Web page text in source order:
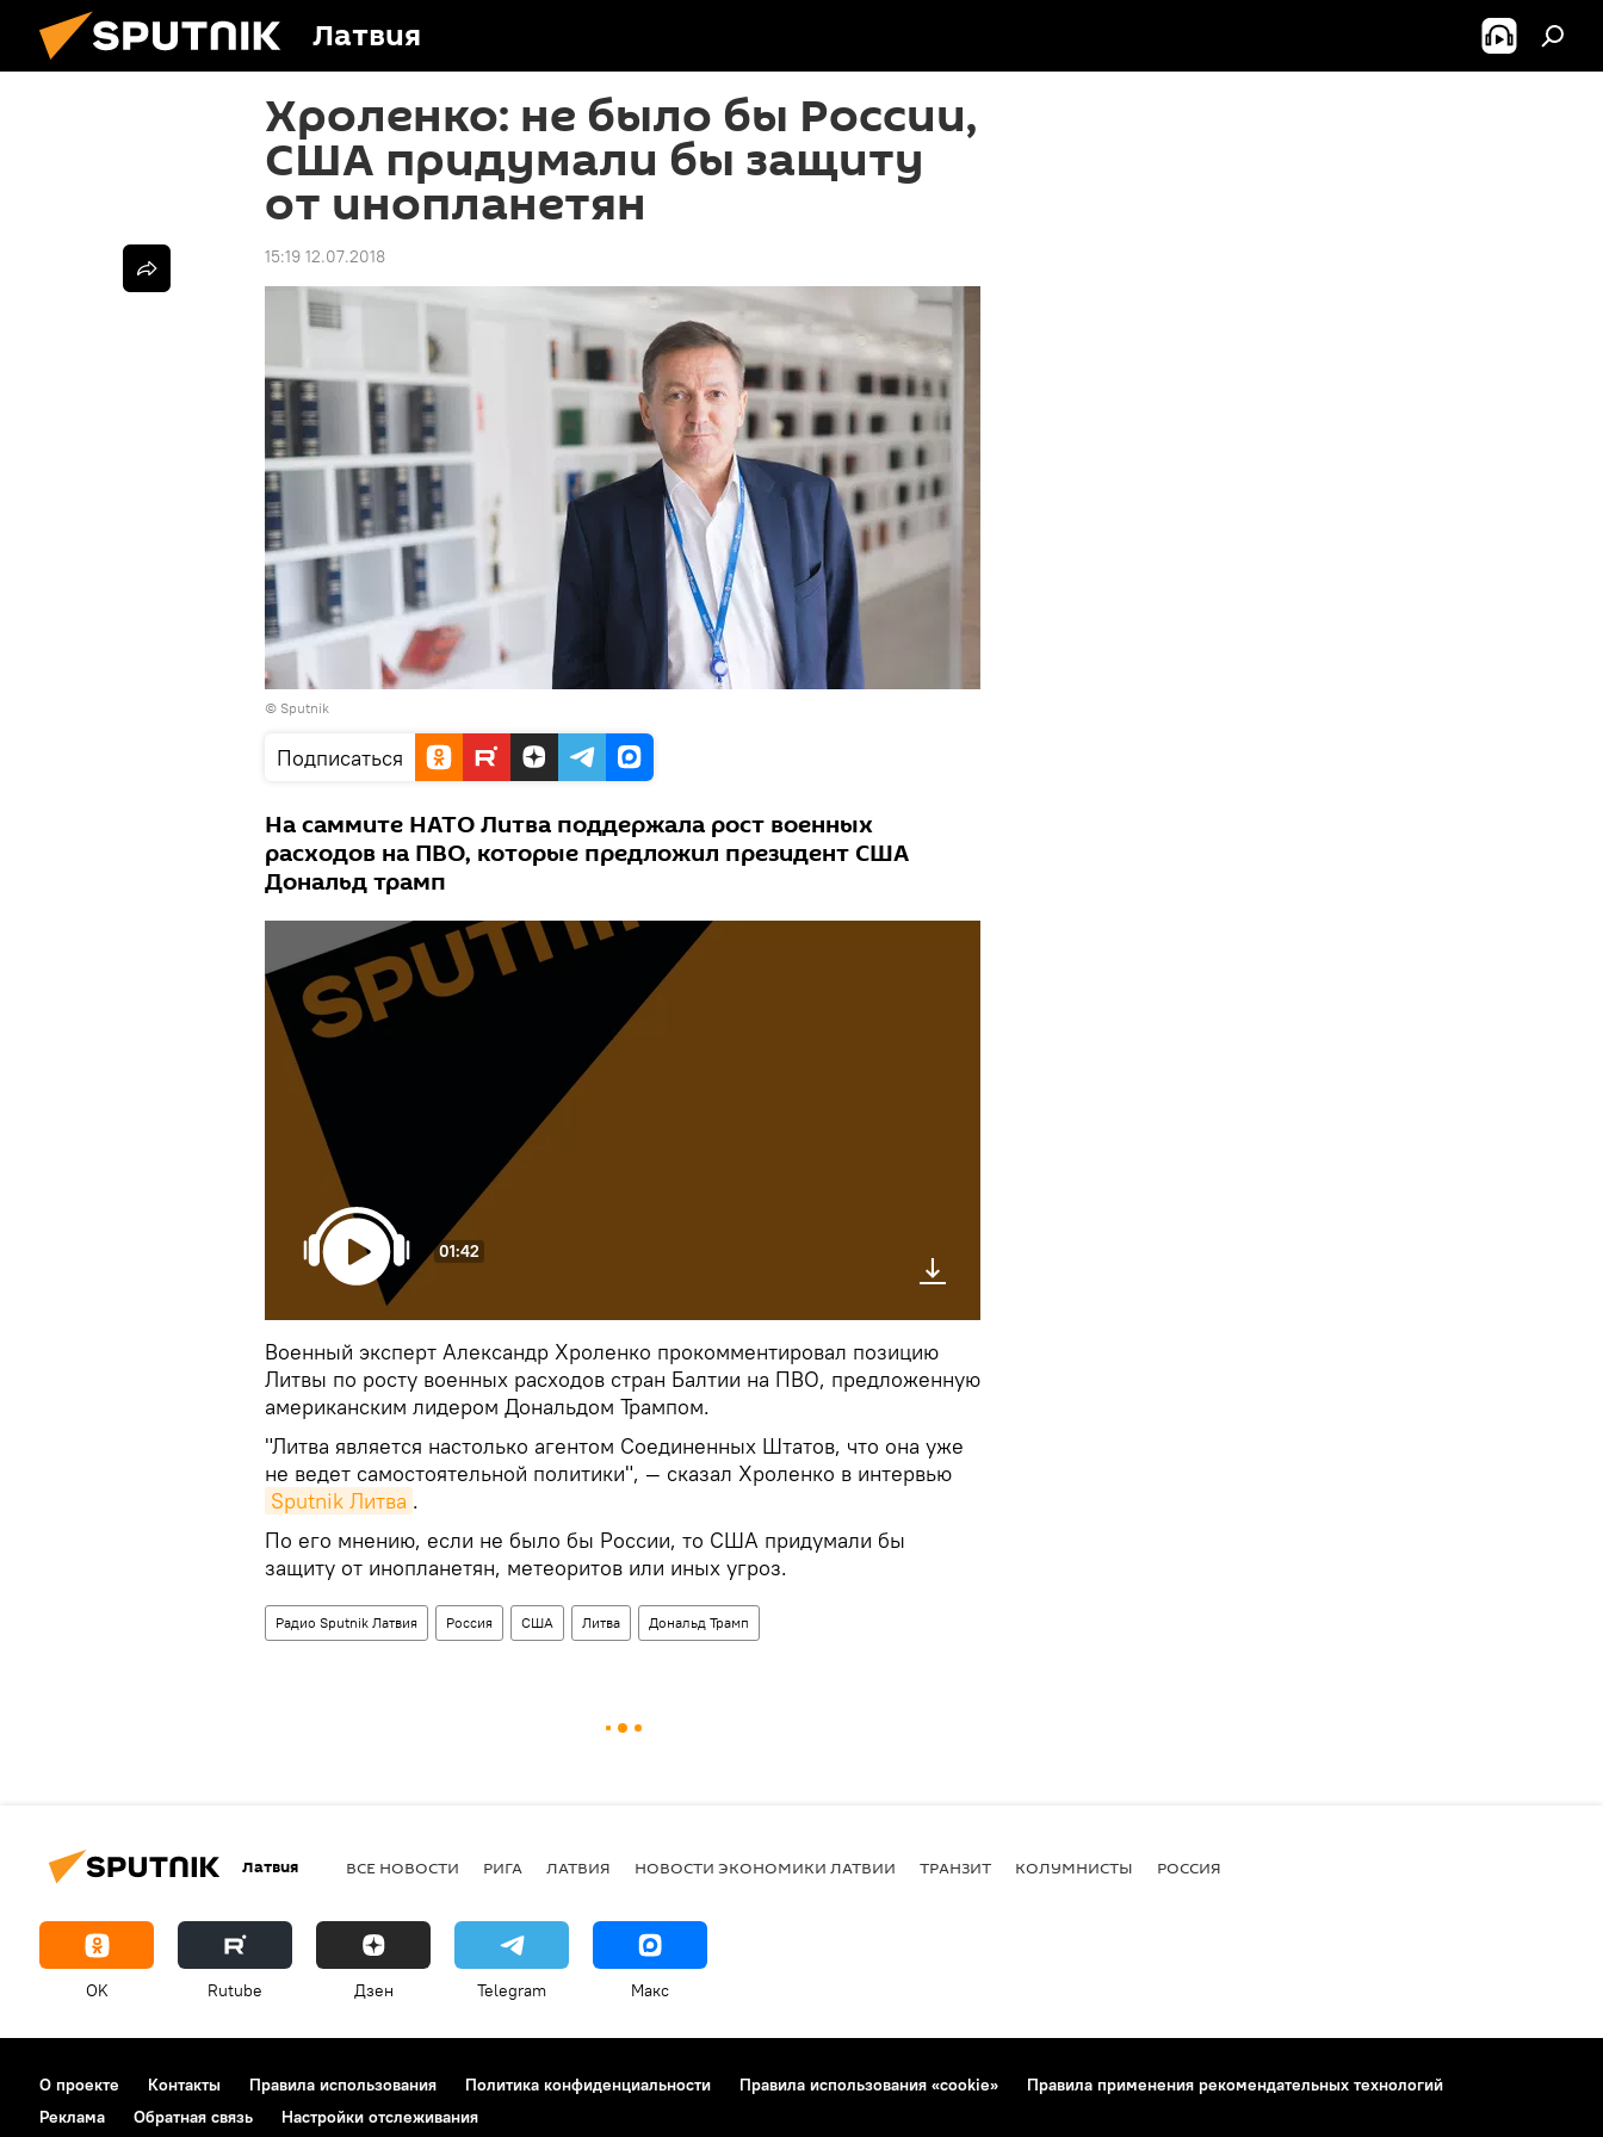
Латвия
Хроленко: не было бы России,
США придумали бы защиту
от инопланетян
15:19 12.07.2018
© Sputnik
Подписаться
На саммите НАТО Литва поддержала рост военных
расходов на ПВО, которые предложил президент США
Дональд трамп
01:42
Военный эксперт Александр Хроленко прокомментировал позицию
Литвы по росту военных расходов стран Балтии на ПВО, предложенную
американским лидером Дональдом Трампом.
"Литва является настолько агентом Соединенных Штатов, что она уже
не ведет самостоятельной политики", — сказал Хроленко в интервью
Sputnik Литва .
По его мнению, если не было бы России, то США придумали бы
защиту от инопланетян, метеоритов или иных угроз.
Радио Sputnik Латвия Россия США Литва Дональд Трамп
Латвия ВСЕ НОВОСТИ РИГА ЛАТВИЯ НОВОСТИ ЭКОНОМИКИ ЛАТВИИ ТРАНЗИТ КОЛУМНИСТЫ РОССИЯ
OK Rutube Дзен Telegram Макс
О проекте Контакты Правила использования Политика конфиденциальности Правила использования «cookie»
Правила применения рекомендательных технологий
Реклама
Обратная связь Настройки отслеживания